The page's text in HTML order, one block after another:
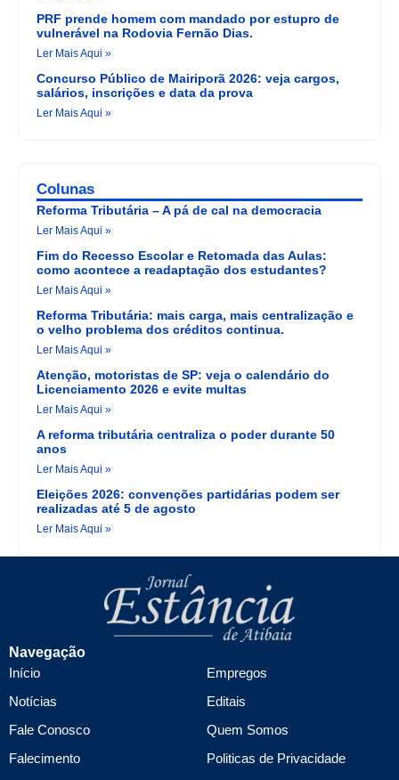
PRF prende homem com mandado por estupro de
vulnerável na Rodovia Fernão Dias.
Ler Mais Aqui »
Concurso Público de Mairiporã 2026: veja cargos,
salários, inscrições e data da prova
Ler Mais Aqui »
Colunas
Reforma Tributária – A pá de cal na democracia
Ler Mais Aqui »
Fim do Recesso Escolar e Retomada das Aulas:
como acontece a readaptação dos estudantes?
Ler Mais Aqui »
Reforma Tributária: mais carga, mais centralização e
o velho problema dos créditos continua.
Ler Mais Aqui »
Atenção, motoristas de SP: veja o calendário do
Licenciamento 2026 e evite multas
Ler Mais Aqui »
A reforma tributária centraliza o poder durante 50
anos
Ler Mais Aqui »
Eleições 2026: convenções partidárias podem ser
realizadas até 5 de agosto
Ler Mais Aqui »
Navegação
Início
Notícias
Fale Conosco
Falecimento
Empregos
Editais
Quem Somos
Politicas de Privacidade